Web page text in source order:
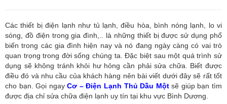
Các thiết bị điện lạnh như tủ lạnh, điều hòa, bình nóng lạnh, lo vi
sóng, đồ điện trong gia đình,.. là những thiết bị được sử dụng phổ
biến trong các gia đình hiện nay và nó đang ngày càng có vai trò
quan trọng trong đời sống chúng ta. Đặc biệt sau một quá trình sử
dụng sẽ không tránh khỏi hư hỏng cần phải sửa chữa. Biết được
điều đó và nhu cầu của khách hàng nên bài viết dưới đây sẽ rất tốt
cho bạn. Gọi ngayCơ – Điện Lạnh Thủ Dầu Một sẽ giúp bạn tìm
được địa chỉ sửa chữa điện lạnh uy tín tại khu vực Bình Dương.